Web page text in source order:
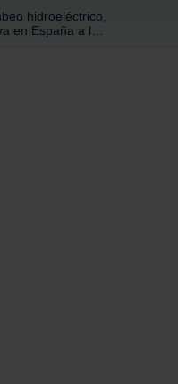
hidroeléctrico,
en España a la